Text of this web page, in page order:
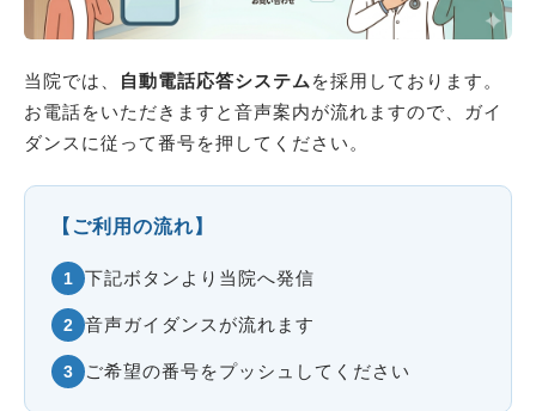
当院では、 自動電話応答システム を採用しております。
お電話をいただきますと音声案内が流れますので、ガイ
ダンスに従って番号を押してください。
【ご利用の流れ】
1 下記ボタンより当院へ発信
2 音声ガイダンスが流れます
3 ご希望の番号をプッシュしてください